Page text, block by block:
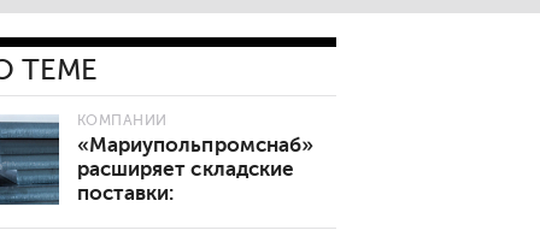
ТЕМЕ
КОМПАНИИ
«Мариупольпромснаб»
расширяет складские
поставки: